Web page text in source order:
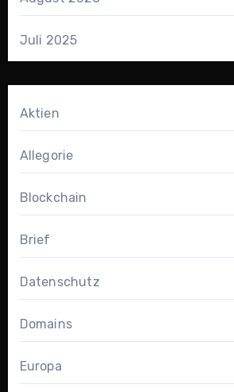
Juli 2025
Aktien
Allegorie
Blockchain
Brief
Datenschutz
Domains
Europa